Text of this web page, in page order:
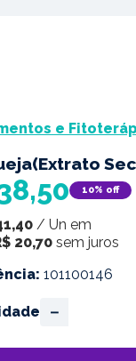
e
,50 10% off
,40/ Un em
20,70sem juros
: 101100146
－